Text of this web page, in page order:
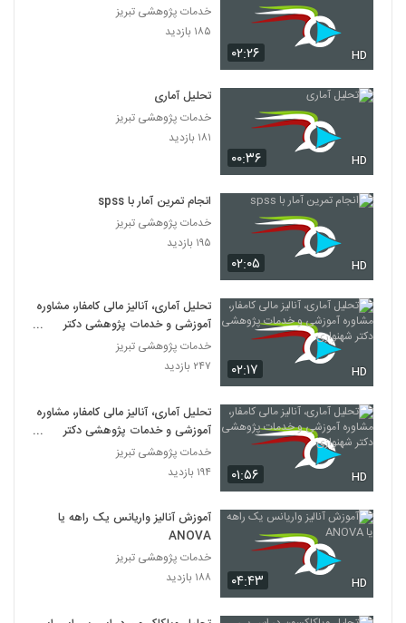
۰۲:۲۶ HD
خدمات پژوهشی تبریز
۱۸۵ بازدید
۰۰:۳۶ HD
تحلیل آماری
خدمات پژوهشی تبریز
۱۸۱ بازدید
۰۲:۰۵ HD
انجام تمرین آمار با spss
خدمات پژوهشی تبریز
۱۹۵ بازدید
۰۲:۱۷ HD
تحلیل آماری، آنالیز مالی کامفار، مشاوره
آموزشی و خدمات پژوهشی دکتر
شهنوازی
خدمات پژوهشی تبریز
۲۴۷ بازدید
۰۱:۵۶ HD
تحلیل آماری، آنالیز مالی کامفار، مشاوره
آموزشی و خدمات پژوهشی دکتر
شهنوازی
خدمات پژوهشی تبریز
۱۹۴ بازدید
۰۴:۴۳ HD
آموزش آنالیز واریانس یک راهه یا
ANOVA
خدمات پژوهشی تبریز
۱۸۸ بازدید